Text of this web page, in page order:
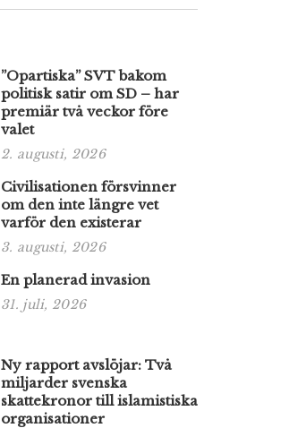
”Opartiska” SVT bakom
politisk satir om SD – har
premiär två veckor före
valet
2. augusti, 2026
Civilisationen försvinner
om den inte längre vet
varför den existerar
3. augusti, 2026
En planerad invasion
31. juli, 2026
Ny rapport avslöjar: Två
miljarder svenska
skattekronor till islamistiska
organisationer